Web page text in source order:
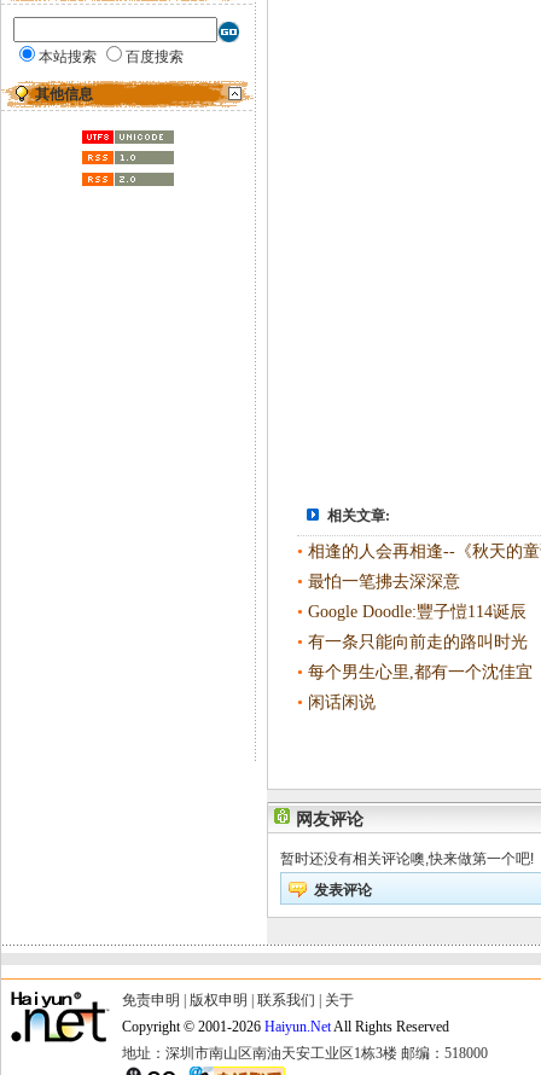
本站搜索 百度搜索
其他信息
相关文章:
• 相逢的人会再相逢--《秋天的
• 最怕一笔拂去深深意
• Google Doodle:豐子愷114诞辰
• 有一条只能向前走的路叫时光
• 每个男生心里,都有一个沈佳宜
• 闲话闲说
网友评论
暂时还没有相关评论噢,快来做第一个吧!
发表评论
免责申明 版权申明 联系我们
关于
Copyright © 2001-2026 Haiyun.NetAll Rights Reserved
地址：深圳市南山区南油天安工业区1栋3楼 邮编：518000